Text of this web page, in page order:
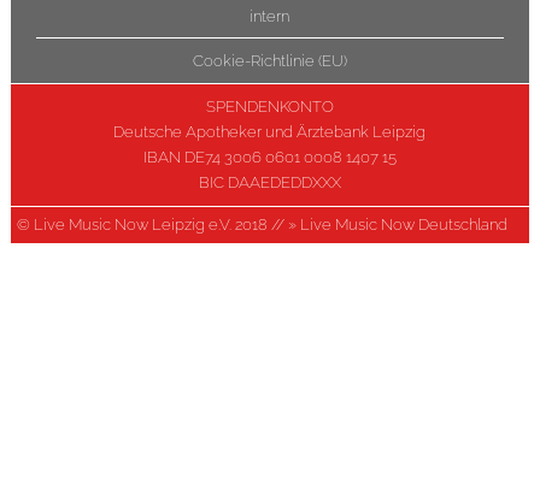
intern
Cookie-Richtlinie (EU)
SPENDENKONTO
Deutsche Apotheker und Ärztebank Leipzig
IBAN DE74 3006 0601 0008 1407 15
BIC DAAEDEDDXXX
© Live Music Now Leipzig e.V. 2018 // » Live Music Now Deutschland